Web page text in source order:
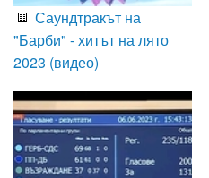
Саундтракът на
"Барби" - хитът на лято
2023 (видео)